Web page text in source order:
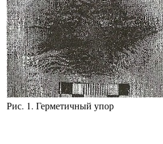
Рис. 1. Герметичный упор